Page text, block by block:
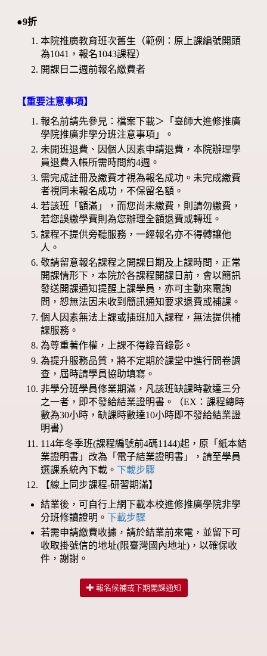
●9折
本院推廣教育班次舊生（範例：原上課編號開頭
為1041，報名1043課程）
開課日二週前報名繳費者
【重要注意事項】
報名前請先參見：檔案下載＞「臺師大進修推廣
學院推廣非學分班注意事項」。
未開班退費、因個人因素申請退費，本院辦理學
員退費入帳所需時間約4週。
需完成註冊及繳費才視為報名成功。未完成繳費
者視同未報名成功，不保留名額。
若該班「額滿」，而您尚未繳費，則請勿繳費，
若您誤繳學費則為您辦理全額退費或轉班。
課程不提供旁聽服務，一經報名亦不得轉讓他
人。
敬請留意報名課程之開課日期及上課時間，正常
開課情形下，本院於各課程開課日前，會以簡訊
發送開課通知提醒上課學員，亦可主動來電詢
問，恕無法因未收到簡訊通知要求退費或補課。
個人因素無法上課或插班加入課程，無法提供補
課服務。
為尊重著作權，上課不得錄音錄影。
為提升服務品質，將不定期於課堂中進行問卷調
查，屆時請學員協助填寫。
非學分班學員修業期滿，凡該班缺課時數達三分
之一者，即不發給結業證明書。（EX：課程總時
數為30小時，缺課時數達10小時即不發給結業證
明書）
114年冬季班(課程編號前4碼1144)起，原「紙本結
業證明書」改為「電子結業證明書」，請至學員
選課系統內下載。 下載步驟
【線上同步課程-研習期滿】
結業後，可自行上網下載本校進修推廣學院非學
分班修讀證明。 下載步驟
若需申請繳費收據，請於結業前來電，並留下可
收取掛號信的地址(限臺灣國內地址)，以確保收
件，謝謝。
報名候補或下期開課通知